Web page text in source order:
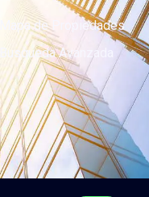
Mapa de Propiedades
Busqueda Avanzada